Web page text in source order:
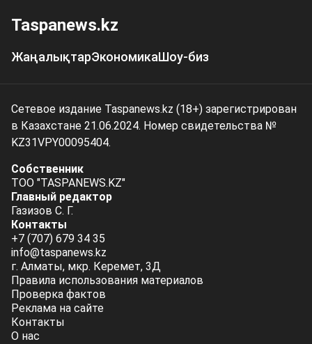
Taspanews.kz
ЖаңалықтарЭкономикаШоу-биз
Сетевое издание Taspanews.kz (18+) зарегистрирован
в Казахстане 21.06.2024. Номер свидетельства №
KZ31VPY00095404.
Собственник
ТОО "TASPANEWS.KZ"
Главный редактор
Газизов С. Г.
Контакты
+7 (707) 679 34 35
info@taspanews.kz
г. Алматы, мкр. Керемет, 3Д
Правила использования материалов
Проверка фактов
Реклама на сайте
Контакты
О нас